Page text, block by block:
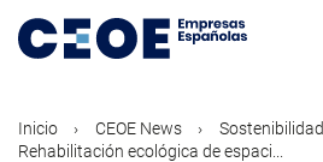
contenido
Inicio CEOE News
Sostenibilidad
Rehabilitación ecológica de espaci...